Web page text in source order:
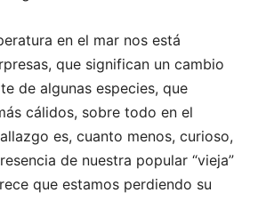
en el mar nos está
que significan un cambio
de algunas especies, que
cálidos, sobre todo en el
es, cuanto menos, curioso,
de nuestra popular “vieja”
que estamos perdiendo su